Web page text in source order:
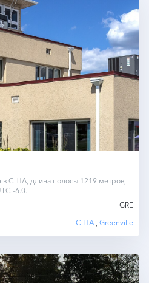
США, длина полосы 1219 метров,
-6.0.
GRE
США Greenville